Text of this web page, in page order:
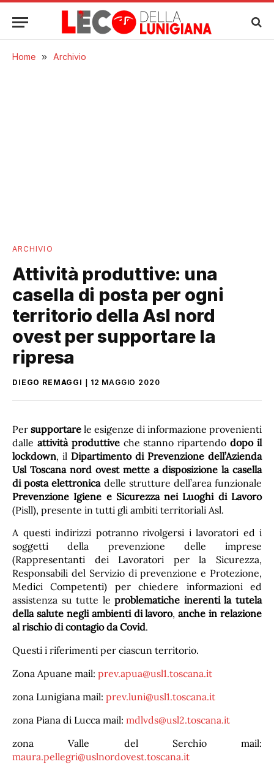
Home » Archivio
ARCHIVIO
Attività produttive: una
casella di posta per ogni
territorio della Asl nord
ovest per supportare la
ripresa
DIEGO REMAGGI 12 MAGGIO 2020
Per supportare le esigenze di informazione provenienti
dalle attività produttiveche stanno ripartendodopo il
lockdown, il Dipartimento di Prevenzione dell’Azienda
Usl Toscana nord ovest mette a disposizione la casella
di posta elettronicadelle strutture dell’area funzionale
Prevenzione Igiene e Sicurezza nei Luoghi di Lavoro
(Pisll), presente in tutti gli ambiti territoriali Asl.
A questi indirizzi potranno rivolgersi i lavoratori ed i
soggetti della prevenzione delle imprese
(Rappresentanti dei Lavoratori per la Sicurezza,
Responsabili del Servizio di prevenzione e Protezione,
Medici Competenti) per chiedere informazioni ed
assistenza su tutte leproblematiche inerenti la tutela
della salute negli ambienti di lavoro, anche in relazione
al rischio di contagio da Covid.
Questi i riferimenti per ciascun territorio.
Zona Apuane mail: prev.apua@usl1.toscana.it
zona Lunigiana mail: prev.luni@usl1.toscana.it
zona Piana di Lucca mail: mdlvds@usl2.toscana.it
zona Valle del Serchio mail:
maura.pellegri@uslnordovest.toscana.it